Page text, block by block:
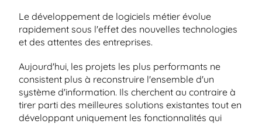
Le développement de logiciels métier évolue
rapidement sous l'effet des nouvelles technologies
et des attentes des entreprises.
Aujourd'hui, les projets les plus performants ne
consistent plus à reconstruire l'ensemble d'un
système d'information. Ils cherchent au contraire à
tirer parti des meilleures solutions existantes tout en
développant uniquement les fonctionnalités qui